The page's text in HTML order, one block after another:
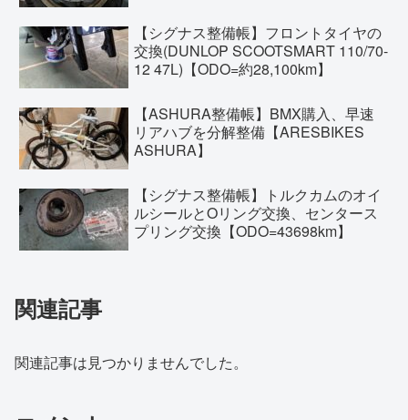
【シグナス整備帳】フロントタイヤの
交換(DUNLOP SCOOTSMART 110/70-
12 47L)【ODO=約28,100km】
【ASHURA整備帳】BMX購入、早速
リアハブを分解整備【ARESBIKES
ASHURA】
【シグナス整備帳】トルクカムのオイ
ルシールとOリング交換、センタース
プリング交換【ODO=43698km】
関連記事
関連記事は見つかりませんでした。